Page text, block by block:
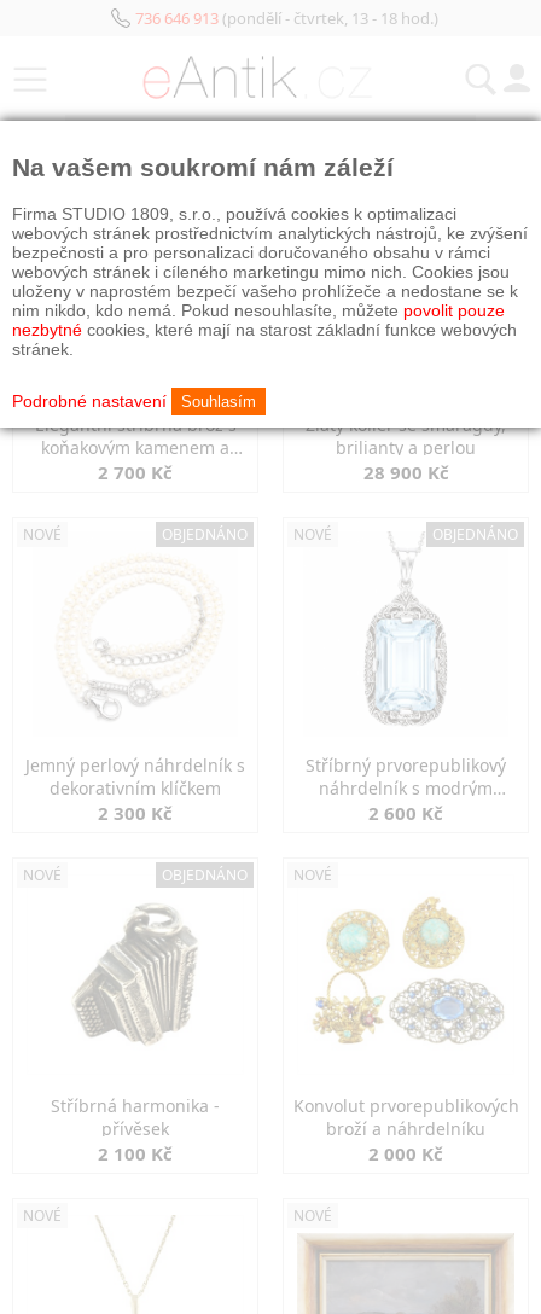
736 646 913(pondělí - čtvrtek, 13 - 18 hod.)
Elegantní stříbrná brož s
koňakovým kamenem a
markazity
2 700 Kč
Zlatý kolier se smaragdy,
brilianty a perlou
28 900 Kč
NOVÉ OBJEDNÁNO
Jemný perlový náhrdelník s
dekorativním klíčkem
2 300 Kč
NOVÉ OBJEDNÁNO
Stříbrný prvorepublikový
náhrdelník s modrým
spinelem
2 600 Kč
NOVÉ OBJEDNÁNO
Stříbrná harmonika -
přívěsek
2 100 Kč
NOVÉ
Konvolut prvorepublikových
broží a náhrdelníku
2 000 Kč
NOVÉ NOVÉ
Na vašem soukromí nám záleží
Firma STUDIO 1809, s.r.o., používá cookies k optimalizaci
webových stránek prostřednictvím analytických nástrojů, ke zvýšení
bezpečnosti a pro personalizaci doručovaného obsahu v rámci
webových stránek i cíleného marketingu mimo nich. Cookies jsou
uloženy v naprostém bezpečí vašeho prohlížeče a nedostane se k
nim nikdo, kdo nemá. Pokud nesouhlasíte, můžete povolit pouze
nezbytné cookies, které mají na starost základní funkce webových
stránek.
Podrobné nastavení Souhlasím